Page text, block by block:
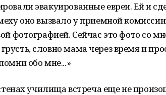
эвакуированные евреи. Ей и
оно вызвало у приемной
фотографией. Сейчас это фото со
словно мама через время и
обо мне...»
училища встреча еще не